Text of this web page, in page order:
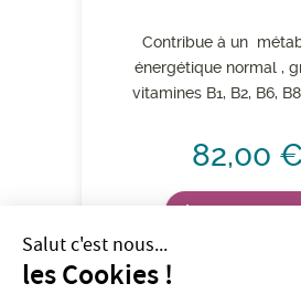
Salut c'est nous...
les Cookies !
Contribue à un
énergétique normal ,
vitamines B1, B2, B6, B8,
82,00 €
Ajouter au